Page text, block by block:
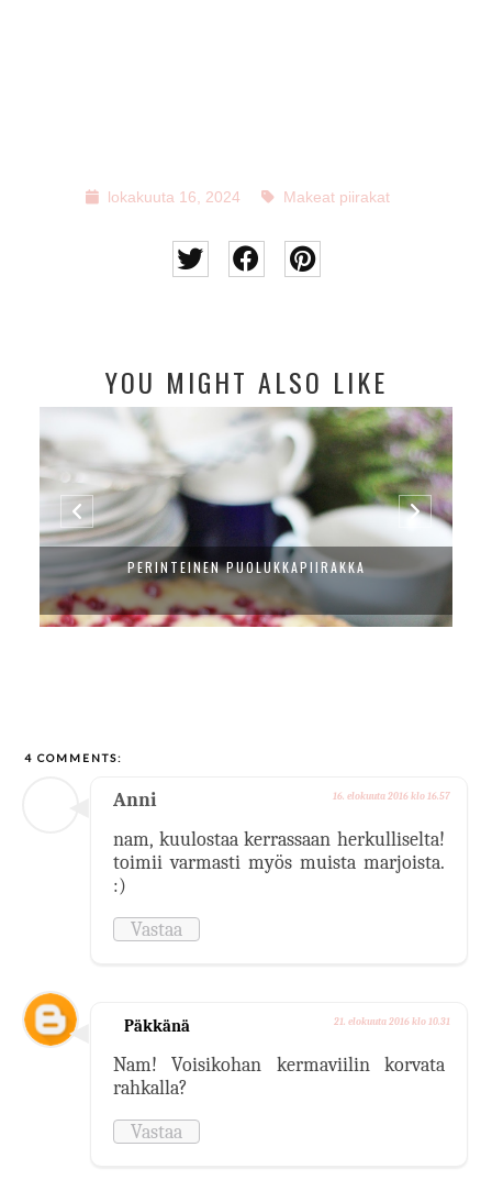
lokakuuta 16, 2024 Makeat piirakat
YOU MIGHT ALSO LIKE
PERINTEINEN PUOLUKKAPIIRAKKA
4 COMMENTS:
Anni 16. elokuuta 2016 klo 16.57
nam, kuulostaa kerrassaan herkulliselta!
toimii varmasti myös muista marjoista.
:)
Vastaa
Päkkänä 21. elokuuta 2016 klo 10.31
Nam! Voisikohan kermaviilin korvata
rahkalla?
Vastaa